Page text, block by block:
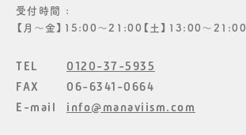
受付時間 :
【月〜金】15:00〜21:00【土】13:00〜21:00
TEL
0120-37-5935
FAX
06-6341-0664
E-mail
info@manaviism.com